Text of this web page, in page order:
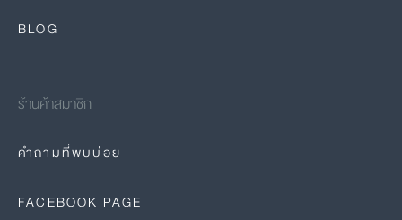
BLOG
ร้านค้าสมาชิก
คำถามที่พบบ่อย
FACEBOOK PAGE